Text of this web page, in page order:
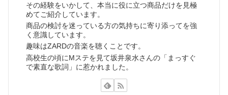
その経験をいかして、本当に役に立つ商品だけを見極
めてご紹介しています。
商品の検討を迷っている方の気持ちに寄り添ってを強
く意識しています。
趣味はZARDの音楽を聴くことです。
高校生の頃にMステを見て坂井泉水さんの「まっすぐ
で素直な歌詞」に惹かれました。